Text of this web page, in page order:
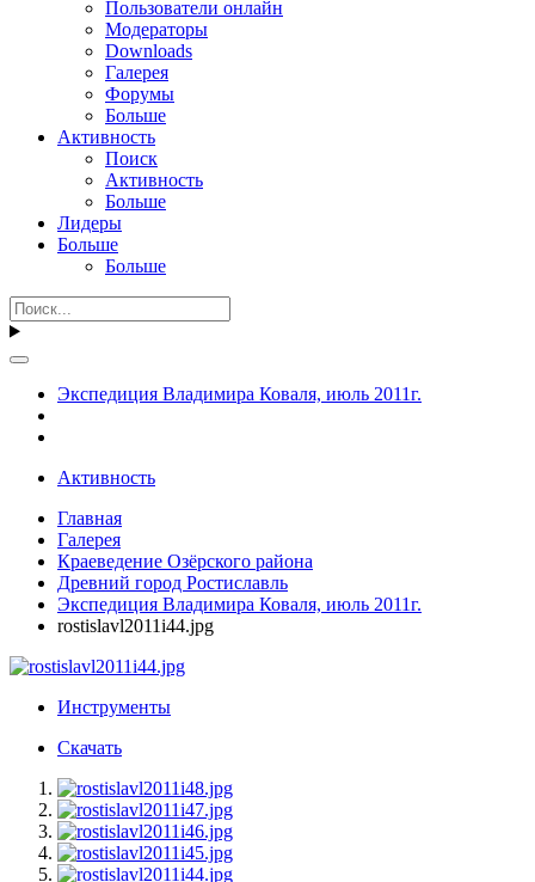
Пользователи онлайн
Модераторы
Downloads
Галерея
Форумы
Больше
Активность
Поиск
Активность
Больше
Лидеры
Больше
Больше
Экспедиция Владимира Коваля, июль 2011г.
Активность
Главная
Галерея
Краеведение Озёрского района
Древний город Ростиславль
Экспедиция Владимира Коваля, июль 2011г.
rostislavl2011i44.jpg
Инструменты
Скачать